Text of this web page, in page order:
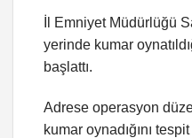
İl Emniyet Müdürlüğü
yerinde kumar
başlattı.
Adrese operasyon
kumar oynadığını